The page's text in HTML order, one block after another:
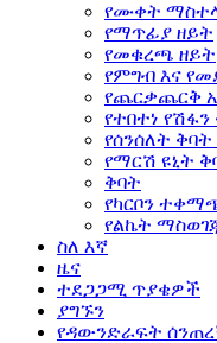
የሙቀት
የማጥፊያ ዘይት
የመቁረጫ ዘይት
የምግብ እና
የጨርቃጨርቅ
የተበተነ
የሰንሰለት ቅባት
የማርሽ ዩኒት
ቅባት
የካርቦን
የልኬት
ስለ እኛ
ዜና
ተደጋጋሚ ጥያቄዎች
ያግኙን
የዳውንድራፍት